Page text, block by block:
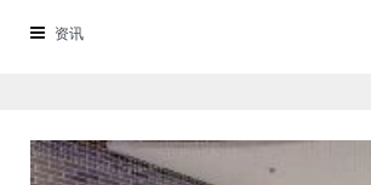
肚火锅的宗旨就是让身处不同地区的食客都能尝到正
资讯